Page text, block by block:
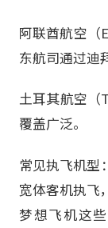
阿联酋航空（
东航司通过迪
土耳其航空（
覆盖广泛。
常见执飞机型
宽体客机执飞
梦想飞机这